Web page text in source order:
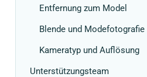
Entfernung zum Model
Blende und Modefotografie
Kameratyp und Auflösung
Unterstützungsteam